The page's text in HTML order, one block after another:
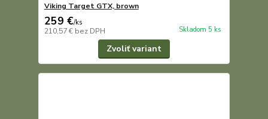
Viking Target GTX, brown
259 €/ks
210,57 € bez DPH Skladom 5 ks
Zvoliť variant